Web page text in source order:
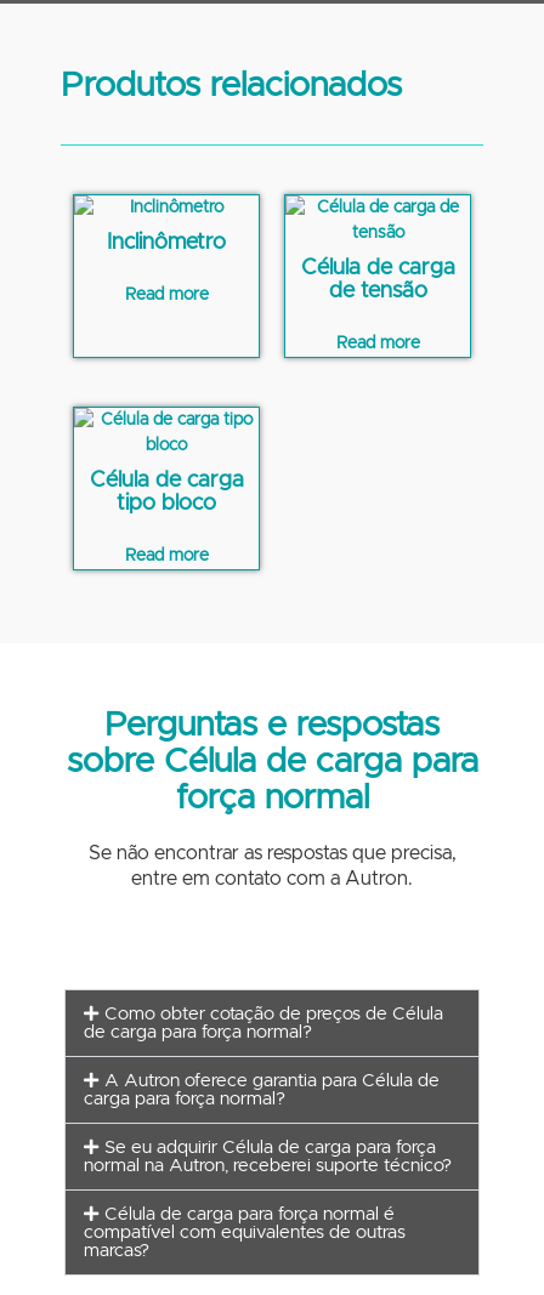
Produtos relacionados
Inclinômetro
Read more
Célula de carga
de tensão
Read more
Célula de carga
tipo bloco
Read more
Perguntas e respostas
sobre Célula de carga para
força normal
Se não encontrar as respostas que precisa,
entre em contato com a Autron.
Como obter cotação de preços de Célula
de carga para força normal?
A Autron oferece garantia para Célula de
carga para força normal?
Se eu adquirir Célula de carga para força
normal na Autron, receberei suporte técnico?
Célula de carga para força normal é
compatível com equivalentes de outras
marcas?